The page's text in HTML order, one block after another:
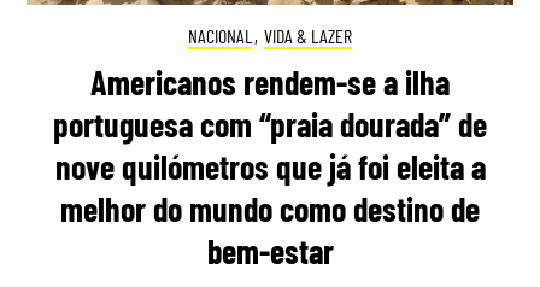
NACIONAL , VIDA & LAZER
Americanos rendem-se a ilha
portuguesa com “praia dourada” de
nove quilómetros que já foi eleita a
melhor do mundo como destino de
bem-estar